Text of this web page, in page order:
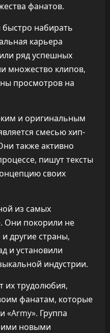
фанатов.
быстро набирать
карьера
ряд успешных
множество клипов,
просмотров на
и оригинальным
смесью хип-
также активно
пишут тексты
своих
из самых
Они покорили не
другие страны,
и установили
индустрии.
их трудолюбия,
фанатам, которые
«Army». Группа
новыми